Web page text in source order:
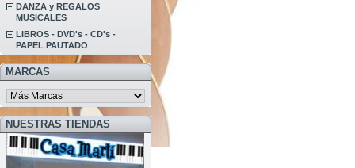
DANZA y REGALOS
MUSICALES
LIBROS - DVD's - CD's -
PAPEL PAUTADO
MARCAS
NUESTRAS TIENDAS